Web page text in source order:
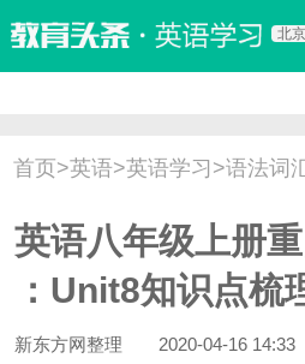
北京
双语新闻 口译翻译 职场英语
流行语 新概念
首页>英语>英语学习 >语法词
英语八年级上册
：Unit8知识点梳
新东方网整理 2020-04-16 14:33